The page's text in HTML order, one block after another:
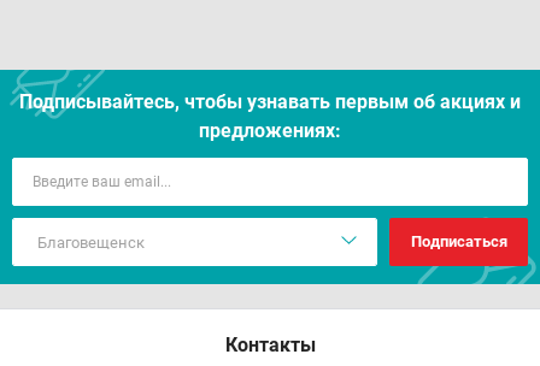
Подписывайтесь, чтобы узнавать первым об акцияx и
предложениях:
Подписаться
Контакты